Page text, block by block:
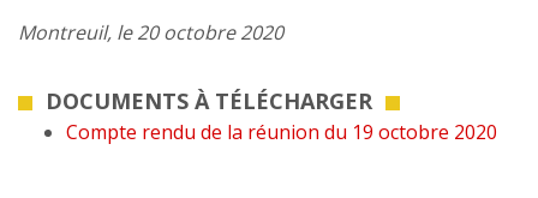
Montreuil, le 20 octobre 2020
DOCUMENTS À TÉLÉCHARGER
Compte rendu de la réunion du 19 octobre 2020